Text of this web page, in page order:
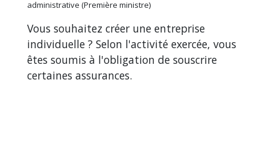
administrative (Première ministre)
Vous souhaitez créer une entreprise
individuelle ? Selon l'activité exercée, vous
êtes soumis à l'obligation de souscrire
certaines assurances.